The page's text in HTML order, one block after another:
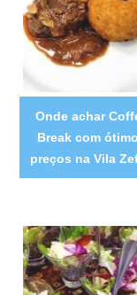
Onde achar
Break com
preços na Vila